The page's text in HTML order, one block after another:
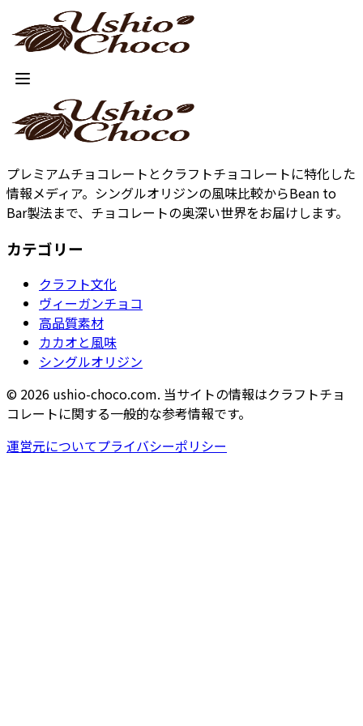
プレミアムチョコレートとクラフトチョコレートに特化した
情報メディア。シングルオリジンの風味比較からBean to
Bar製法まで、チョコレートの奥深い世界をお届けします。
カテゴリー
クラフト文化
ヴィーガンチョコ
高品質素材
カカオと風味
シングルオリジン
© 2026 ushio-choco.com. 当サイトの情報はクラフトチョ
コレートに関する一般的な参考情報です。
運営元についてプライバシーポリシー